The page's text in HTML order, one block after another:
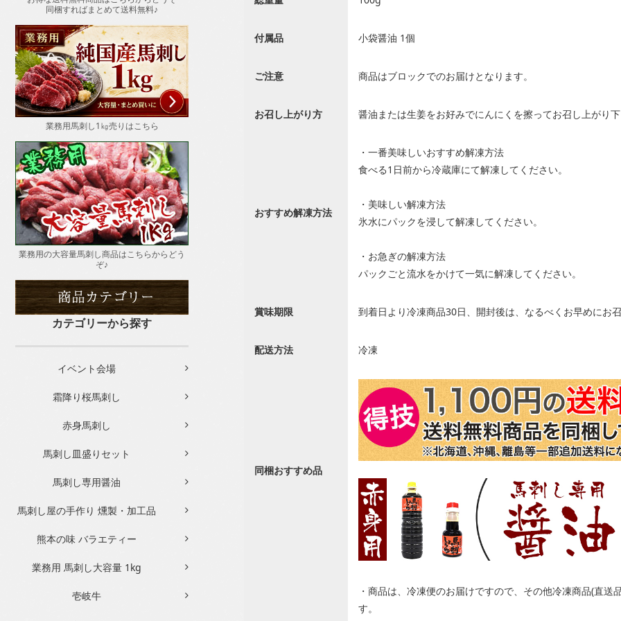
同梱すればまとめて送料無料♪
業務用馬刺し1㎏売りはこちら
業務用の大容量馬刺し商品はこちらからどう
ぞ♪
カテゴリーから探す
イベント会場
霜降り桜馬刺し
赤身馬刺し
馬刺し皿盛りセット
馬刺し専用醤油
馬刺し屋の手作り 燻製・加工品
熊本の味 バラエティー
業務用 馬刺し大容量 1kg
壱岐牛
付属品 小袋醤油 1個
ご注意 商品はブロックでのお届けとなります。
お召し上がり方 醤油または生姜をお好みでにんにくを擦ってお召し上がり
おすすめ解凍方法
・一番美味しいおすすめ解凍方法
食べる1日前から冷蔵庫にて解凍してください。
・美味しい解凍方法
氷水にパックを浸して解凍してください。
・お急ぎの解凍方法
パックごと流水をかけて一気に解凍してください。
賞味期限 到着日より冷凍商品30日、開封後は、なるべくお早めにお
配送方法 冷凍
同梱おすすめ品
・商品は、冷凍便のお届けですので、その他冷凍商品(直送
す。